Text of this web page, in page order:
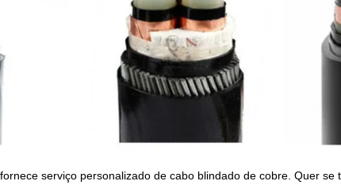
serviço personalizado de cabo blindado de cobre. Quer